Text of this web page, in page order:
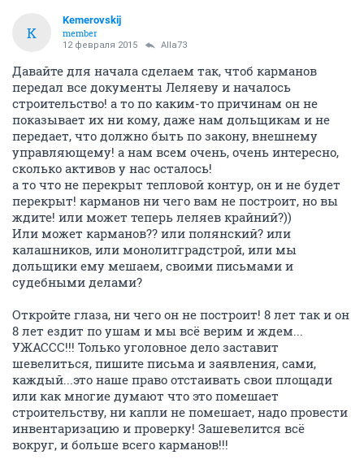
K
Kemerovskij
member
12 февраля 2015 Alla73
Давайте для начала сделаем так, чтоб карманов
передал все документы Леляеву и началось
строительство! а то по каким-то причинам он не
показывает их ни кому, даже нам дольщикам и не
передает, что должно быть по закону, внешнему
управляющему! а нам всем очень, очень интересно,
сколько активов у нас осталось!
а то что не перекрыт тепловой контур, он и не будет
перекрыт! карманов ни чего вам не построит, но вы
ждите! или может теперь леляев крайний?))
Или может карманов?? или полянский? или
калашников, или монолитградстрой, или мы
дольщики ему мешаем, своими письмами и
судебными делами?
Откройте глаза, ни чего он не построит! 8 лет так и он
8 лет ездит по ушам и мы всё верим и ждем...
УЖАССС!!! Только уголовное дело заставит
шевелиться, пишите письма и заявления, сами,
каждый...это наше право отстаивать свои площади
или как многие думают что это помешает
строительству, ни капли не помешает, надо провести
инвентаризацию и проверку! Зашевелится всё
вокруг, и больше всего карманов!!!